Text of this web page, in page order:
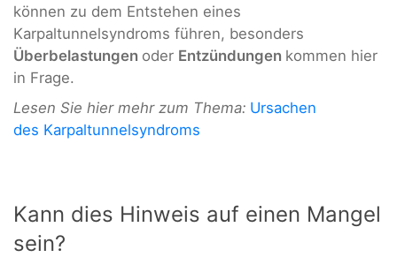
können zu dem Entstehen eines
Karpaltunnelsyndroms führen, besonders
Überbelastungen oder Entzündungen kommen hier
in Frage.
Lesen Sie hier mehr zum Thema: Ursachen
des Karpaltunnelsyndroms
Kann dies Hinweis auf einen Mangel
sein?